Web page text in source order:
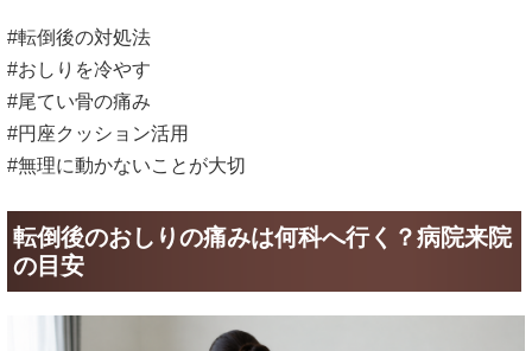
#転倒後の対処法
#おしりを冷やす
#尾てい骨の痛み
#円座クッション活用
#無理に動かないことが大切
転倒後のおしりの痛みは何科へ行く？病院来院
の目安